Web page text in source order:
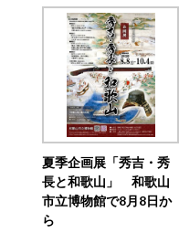
夏季企画展「秀吉・秀
長と和歌山」 和歌山
市立博物館で8月8日か
ら